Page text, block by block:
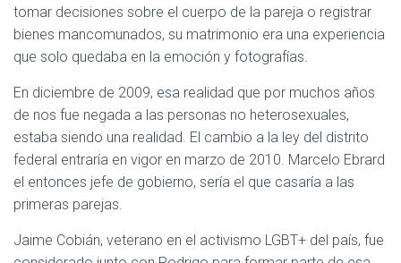
tomar decisiones sobre el cuerpo de la pareja o registrar
bienes mancomunados, su matrimonio era una experiencia
que solo quedaba en la emoción y fotografías.
En diciembre de 2009, esa realidad que por muchos años
de nos fue negada a las personas no heterosexuales,
estaba siendo una realidad. El cambio a la ley del distrito
federal entraría en vigor en marzo de 2010. Marcelo Ebrard
el entonces jefe de gobierno, sería el que casaría a las
primeras parejas.
Jaime Cobián, veterano en el activismo LGBT+ del país, fue